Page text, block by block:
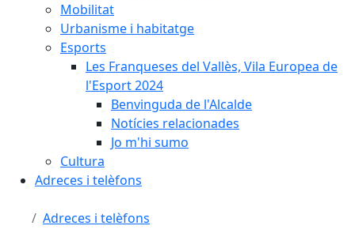
Mobilitat
Urbanisme i habitatge
Esports
Les Franqueses del Vallès, Vila Europea de
l'Esport 2024
Benvinguda de l'Alcalde
Notícies relacionades
Jo m'hi sumo
Cultura
Adreces i telèfons
Adreces i telèfons